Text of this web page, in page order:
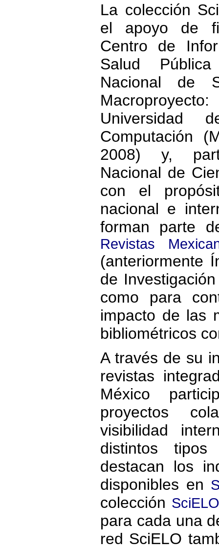
La colección
el apoyo de
Centro de
Salud
Nacional de
Computación
2008) y,
Nacional de
con el
nacional e
forman parte
Revistas
(anteriormente
de
como para
impacto de las
bibliométricos
A través de su
revistas
México
proyectos
visibilidad
distintos
destacan los
disponibles en
colección
para cada una
red SciELO